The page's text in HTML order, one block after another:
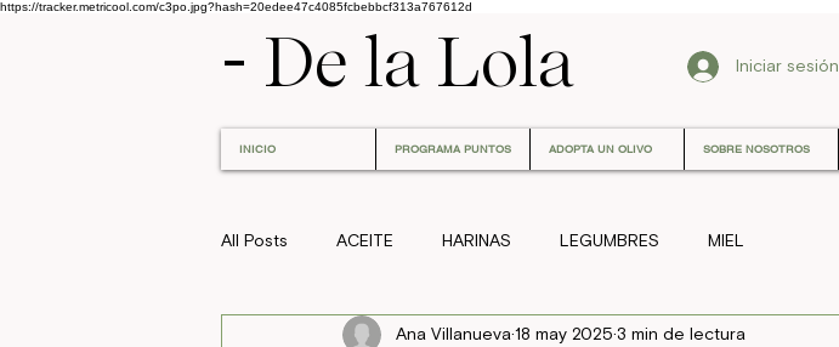
https://tracker.metricool.com/c3po.jpg?hash=20edee47c4085fcbebbcf313a767612d
- De la Lola Iniciar sesión
INICIO PROGRAMA PUNTOS ADOPTA UN OLIVO SOBRE NOSOTROS
All Posts ACEITE HARINAS LEGUMBRES MIEL
Ana Villanueva18 may 2025 3 min de lectura